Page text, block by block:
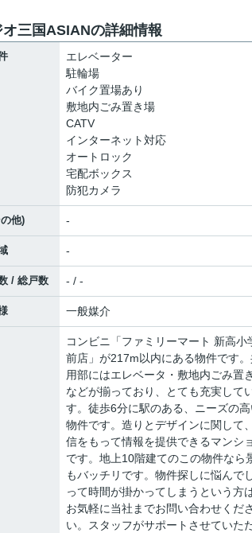
オ三国ASIANの詳細情報
エレベーター
駐輪場
バイク置場あり
敷地内ごみ置き場
CATV
インターネット対応
オートロック
宅配ボックス
防犯カメラ
他) -
-
/ 総戸数 - / -
一般媒介
コンビニ「ファミリーマート 新高小
前店」が217m以内にある物件です
用部にはエレベータ・敷地内ごみ置
などが揃っており、とても充実して
す。徒歩6分に駅のある、ニーズの
物件です。造りとデザインに関して
信をもって情報を提供できるマンシ
です。地上10階建てのこの物件なら
もバッチリです。物件探しに悩んで
って時間が掛かってしまうという方
お気軽に当社までお問い合わせくだ
い。スタッフがサポートさせていた